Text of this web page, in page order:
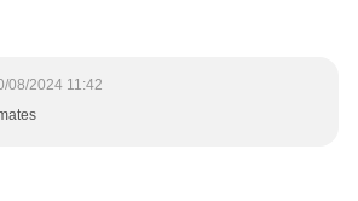
08/2024 11:42